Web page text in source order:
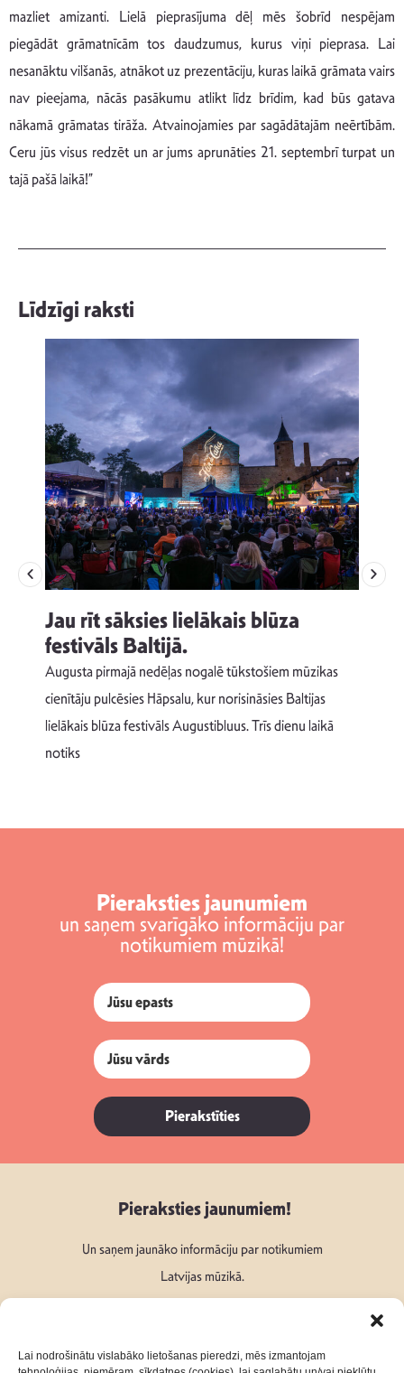
Lai nodrošinātu vislabāko lietošanas pieredzi, mēs izmantojam
mazliet amizanti. Lielā pieprasījuma dēļ mēs šobrīd nespējam
piegādāt grāmatnīcām tos daudzumus, kurus viņi pieprasa. Lai
nesanāktu vilšanās, atnākot uz prezentāciju, kuras laikā grāmata vairs
nav pieejama, nācās pasākumu atlikt līdz brīdim, kad būs gatava
nākamā grāmatas tirāža. Atvainojamies par sagādātajām neērtībām.
Ceru jūs visus redzēt un ar jums aprunāties 21. septembrī turpat un
tajā pašā laikā!”
Līdzīgi raksti
Jau rīt sāksies lielākais blūza
festivāls Baltijā.
Augusta pirmajā nedēļas nogalē tūkstošiem mūzikas
cienītāju pulcēsies Hāpsalu, kur norisināsies Baltijas
lielākais blūza festivāls Augustibluus. Trīs dienu laikā
notiks
Pieraksties jaunumiem
un saņem svarīgāko informāciju par
notikumiem mūzikā!
Pierakstīties
Pieraksties jaunumiem!
Un saņem jaunāko informāciju par notikumiem
Latvijas mūzikā.